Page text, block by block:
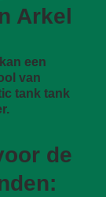
Arkel
een
van
tank tank
de